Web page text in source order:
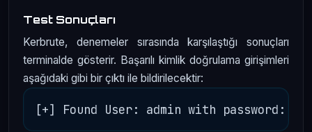
Test Sonuçları
Kerbrute, denemeler sırasında karşılaştığı sonuçları
terminalde gösterir. Başarılı kimlik doğrulama girişimleri
aşağıdaki gibi bir çıktı ile bildirilecektir: